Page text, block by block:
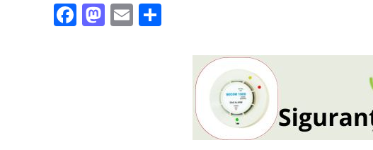
Facebook
Mastodon
Email